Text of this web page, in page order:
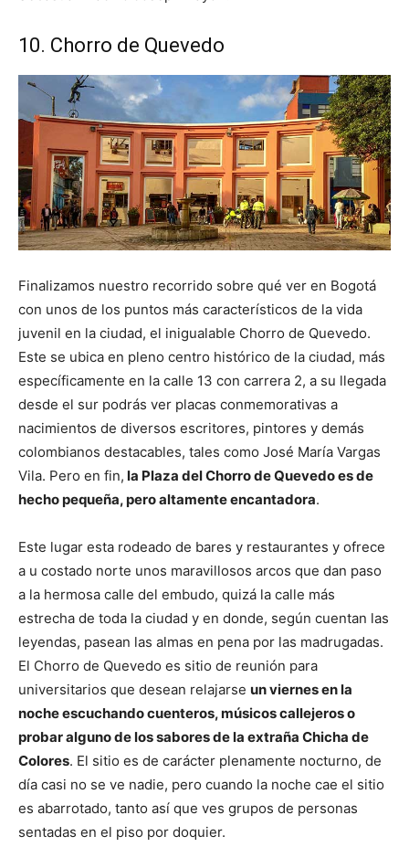
10. Chorro de Quevedo
Finalizamos nuestro recorrido sobre qué ver en Bogotá
con unos de los puntos más característicos de la vida
juvenil en la ciudad, el inigualable Chorro de Quevedo.
Este se ubica en pleno centro histórico de la ciudad, más
específicamente en la calle 13 con carrera 2, a su llegada
desde el sur podrás ver placas conmemorativas a
nacimientos de diversos escritores, pintores y demás
colombianos destacables, tales como José María Vargas
Vila. Pero en fin, la Plaza del Chorro de Quevedo es de
hecho pequeña, pero altamente encantadora.
Este lugar esta rodeado de bares y restaurantes y ofrece
a u costado norte unos maravillosos arcos que dan paso
a la hermosa calle del embudo, quizá la calle más
estrecha de toda la ciudad y en donde, según cuentan las
leyendas, pasean las almas en pena por las madrugadas.
El Chorro de Quevedo es sitio de reunión para
universitarios que desean relajarse un viernes en la
noche escuchando cuenteros, músicos callejeros o
probar alguno de los sabores de la extraña Chicha de
Colores. El sitio es de carácter plenamente nocturno, de
día casi no se ve nadie, pero cuando la noche cae el sitio
es abarrotado, tanto así que ves grupos de personas
sentadas en el piso por doquier.